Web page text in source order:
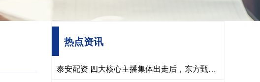
热点资讯
泰安配资 四大核心主播集体出走后，东方甄选便开始波股份激励背后藏着什么